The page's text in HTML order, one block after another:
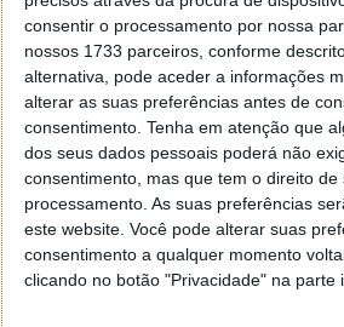
consentir o processamento por nossa
nossos 1733 parceiros, conforme
alternativa, pode aceder a informações
alterar as suas preferências antes de
consentimento. Tenha em atenção que
dos seus dados pessoais poderá não
consentimento, mas que tem o direito de
processamento. As suas preferências
este website. Você pode alterar suas
consentimento a qualquer momento
clicando no botão "Privacidade" na parte
seu design semelhante ao de
com pegas e rodas. Com uma
pode ser utilizada para alimentar
eletrodomésticos essenciais.
No caso de uma interrupção
planeada, todas as necessidades
resolvidas recorrendo às suas 14
diversos formatos, tensões e